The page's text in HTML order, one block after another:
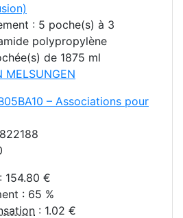
: 5 poche(s) à 3
polypropylène
de 1875 ml
MELSUNGEN
– Associations pour
154.80 €
: 65 %
: 1.02 €